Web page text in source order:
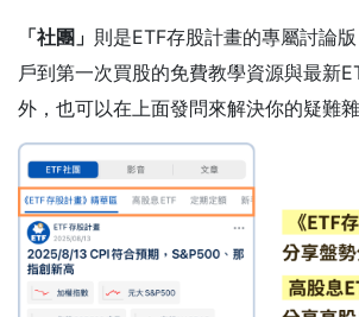
「社團」 則是ETF存股計畫的專屬討論
戶到第一次買股的免費教學資源與最新
外，也可以在上面發問來解決你的疑難雜